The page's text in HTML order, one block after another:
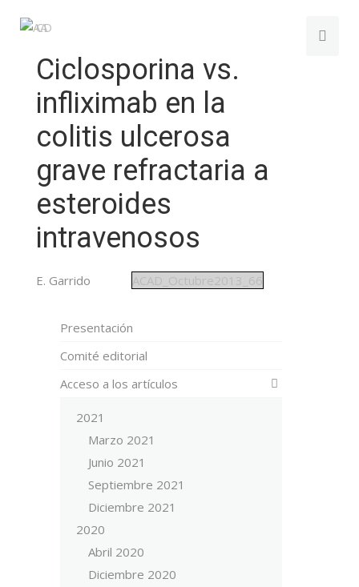
Ciclosporina vs.
infliximab en la
colitis ulcerosa
grave refractaria a
esteroides
intravenosos
E. Garrido ACAD_Octubre2013_66
Presentación
Comité editorial
Acceso a los artículos
2021
Marzo 2021
Junio 2021
Septiembre 2021
Diciembre 2021
2020
Abril 2020
Diciembre 2020